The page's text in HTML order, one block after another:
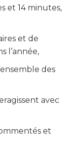
et 14 minutes,
et de
l’année,
des
avec
et